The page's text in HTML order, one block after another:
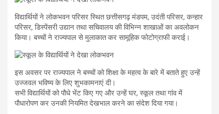
विद्यार्थियों ने लोकभवन परिसर स्थित छत्तीसगढ़ मंडपम, उदंती परिसर, कन्हार
परिसर, डिस्पेंसरी उद्यान तथा सचिवालय की विभिन्न शाखाओं का अवलोकन
किया। बच्चों ने राज्यपाल से मुलाकात कर सामूहिक फोटोग्राफी कराई।
इस अवसर पर राज्यपाल ने बच्चों को शिक्षा के महत्व के बारे में बताते हुए उन्हें
उज्जवल भविष्य के लिए शुभकामनाएं दी।
सभी विद्यार्थियों को पौधे भेंट किए गए और उन्हें घर, स्कूल तथा गांव में
पौधारोपण कर उनकी नियमित देखभाल करने का संदेश दिया गया।